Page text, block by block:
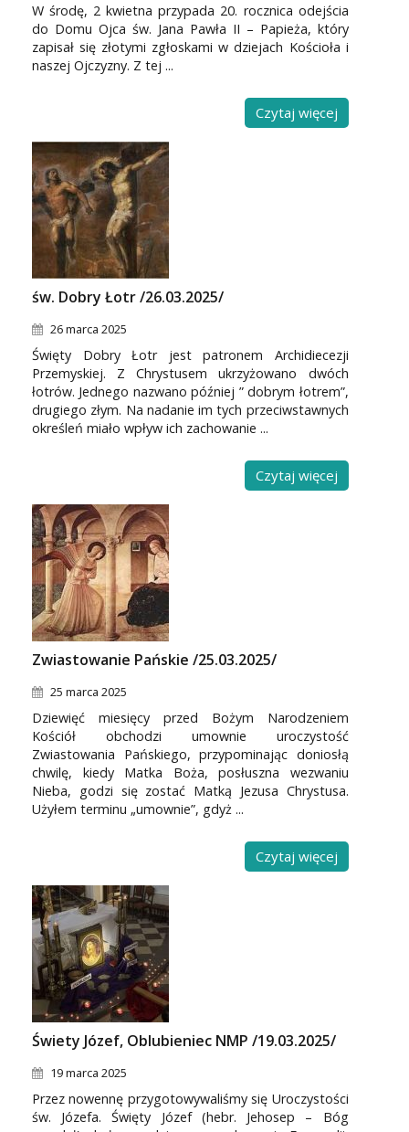
W środę, 2 kwietna przypada 20. rocznica odejścia
do Domu Ojca św. Jana Pawła II – Papieża, który
zapisał się złotymi zgłoskami w dziejach Kościoła i
naszej Ojczyzny. Z tej ...
Czytaj więcej
św. Dobry Łotr /26.03.2025/
26 marca 2025
Święty Dobry Łotr jest patronem Archidiecezji
Przemyskiej. Z Chrystusem ukrzyżowano dwóch
łotrów. Jednego nazwano później ” dobrym łotrem”,
drugiego złym. Na nadanie im tych przeciwstawnych
określeń miało wpływ ich zachowanie ...
Czytaj więcej
Zwiastowanie Pańskie /25.03.2025/
25 marca 2025
Dziewięć miesięcy przed Bożym Narodzeniem
Kościół obchodzi umownie uroczystość
Zwiastowania Pańskiego, przypominając doniosłą
chwilę, kiedy Matka Boża, posłuszna wezwaniu
Nieba, godzi się zostać Matką Jezusa Chrystusa.
Użyłem terminu „umownie”, gdyż ...
Czytaj więcej
Świety Józef, Oblubieniec NMP /19.03.2025/
19 marca 2025
Przez nowennę przygotowywaliśmy się Uroczystości
św. Józefa. Święty Józef (hebr. Jehosep – Bóg